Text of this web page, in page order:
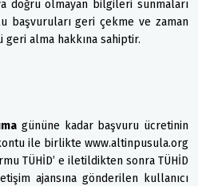
doğru olmayan bilgileri sunmaları
başvuruları geri çekme ve zaman
geri alma hakkına sahiptir.
gününe kadar başvuru ücretinin
ile birlikte www.altinpusula.org
TÜHİD’ e iletildikten sonra TÜHİD
ajansına gönderilen kullanıcı